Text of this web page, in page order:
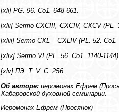
[xli] PG. 96. Со1. 648-661.
[xlii] Sermo CXCIII, CXCIV, CXCV (PL.
[xliii] Sermo CXL – CXLIV (PL. 52. Со1.
[xliv] Sermo VI (PL. 56. Со1. 1140-
[xlv] ПЭ. Т. V. С. 256.
Об авторе: иеромонах Ефрем
Хабаровской духовной семинарии.
Иеромонах Ефрем (Просянок)